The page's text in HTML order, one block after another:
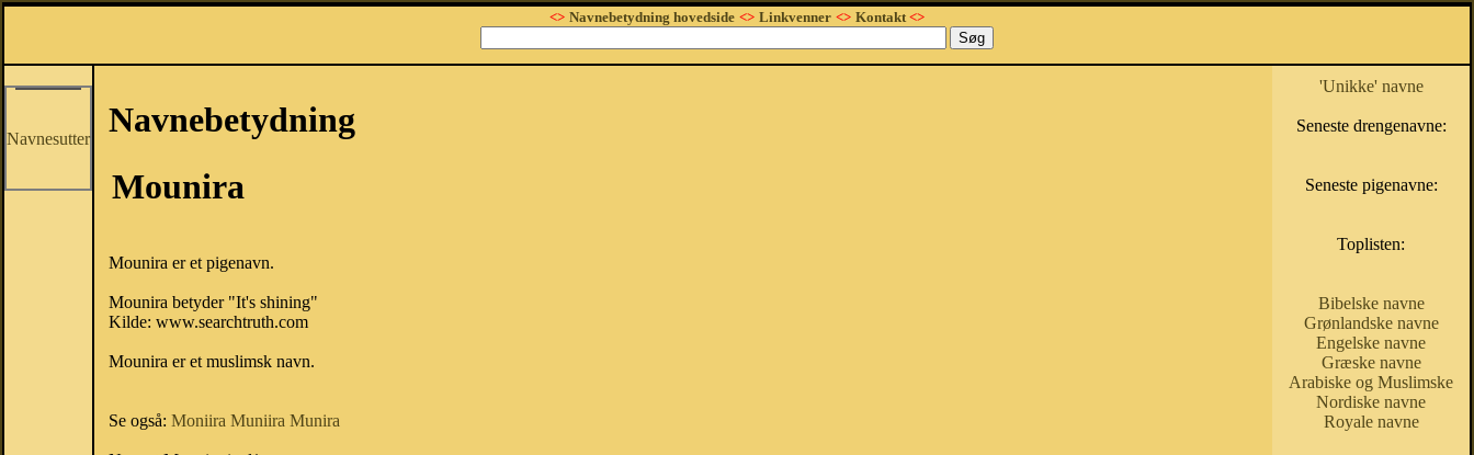
<> Navnebetydning hovedside <> Linkvenner <> Kontakt<>
Navnesutter
Navnebetydning
Mounira
Mounira er et pigenavn.
Mounira betyder "It's shining"
Kilde: www.searchtruth.com
Mounira er et muslimsk navn.
Se også: Moniira Muniira Munira
'Unikke' navne
Seneste drengenavne:
Seneste pigenavne:
Toplisten:
Bibelske navne
Grønlandske navne
Engelske navne
Græske navne
Arabiske og Muslimske
Nordiske navne
Royale navne